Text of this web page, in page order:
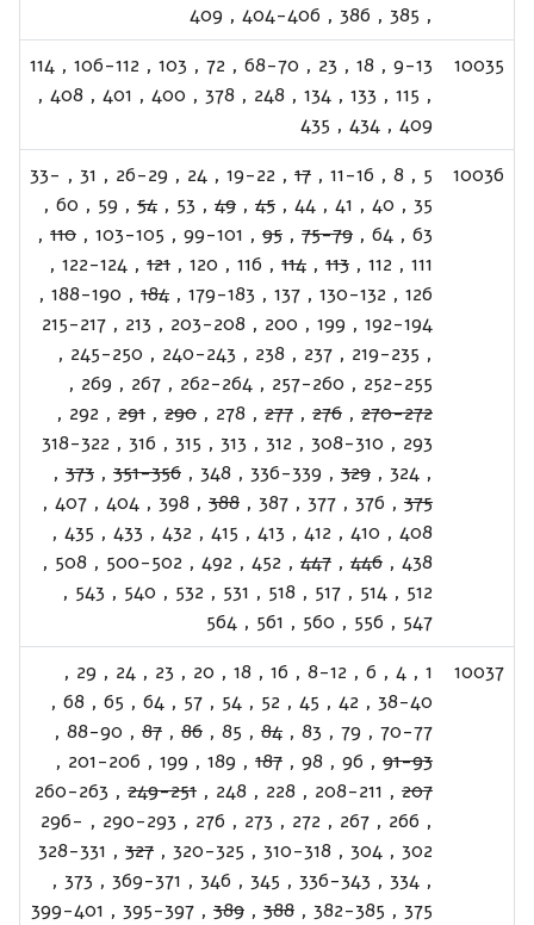
,
385
,
386
,
404-406
,
409
10035
9-13
,
18
,
23
,
68-70
,
72
,
103
,
106-112
,
114
,
115
,
133
,
134
,
248
,
378
,
400
,
401
,
408
,
409
,
434
,
435
10036
5
,
8
,
11-16
,
17
,
19-22
,
24
,
26-29
,
31
,
33-
35
,
40
,
41
,
44
,
45
,
49
,
53
,
54
,
59
,
60
,
63
,
64
,
75-79
,
95
,
99-101
,
103-105
,
110
,
111
,
112
,
113
,
114
,
116
,
120
,
121
,
122-124
,
126
,
130-132
,
137
,
179-183
,
184
,
188-190
,
192-194
,
199
,
200
,
203-208
,
213
,
215-217
,
219-235
,
237
,
238
,
240-243
,
245-250
,
252-255
,
257-260
,
262-264
,
267
,
269
,
270-272
,
276
,
277
,
278
,
290
,
291
,
292
,
293
,
308-310
,
312
,
313
,
315
,
316
,
318-322
,
324
,
329
,
336-339
,
348
,
351-356
,
373
,
375
,
376
,
377
,
387
,
388
,
398
,
404
,
407
,
408
,
410
,
412
,
413
,
415
,
432
,
433
,
435
,
438
,
446
,
447
,
452
,
492
,
500-502
,
508
,
512
,
514
,
517
,
518
,
531
,
532
,
540
,
543
,
547
,
556
,
560
,
561
,
564
10037
1
,
4
,
6
,
8-12
,
16
,
18
,
20
,
23
,
24
,
29
,
38-40
,
42
,
45
,
52
,
54
,
57
,
64
,
65
,
68
,
70-77
,
79
,
83
,
84
,
85
,
86
,
87
,
88-90
,
91-93
,
96
,
98
,
187
,
189
,
199
,
201-206
,
207
,
208-211
,
228
,
248
,
249-251
,
260-263
,
266
,
267
,
272
,
273
,
276
,
290-293
,
296-
302
,
304
,
310-318
,
320-325
,
327
,
328-331
,
334
,
336-343
,
345
,
346
,
369-371
,
373
,
375
,
382-385
,
388
,
389
,
395-397
,
399-401